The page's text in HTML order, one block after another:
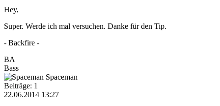
Hey,
Super. Werde ich mal versuchen. Danke für den Tip.
- Backfire -
BA
Bass
Spaceman
Beiträge: 1
22.06.2014 13:27